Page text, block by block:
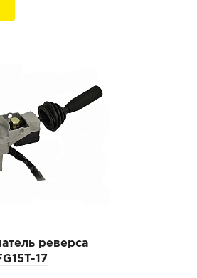
реверса
17